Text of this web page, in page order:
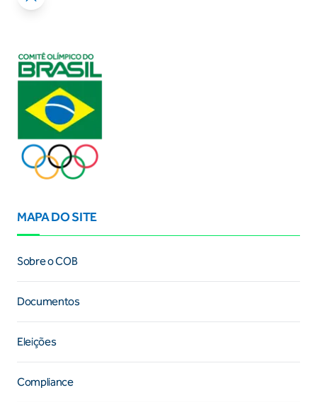
MAPA DO SITE
Sobre o COB
Documentos
Eleições
Compliance